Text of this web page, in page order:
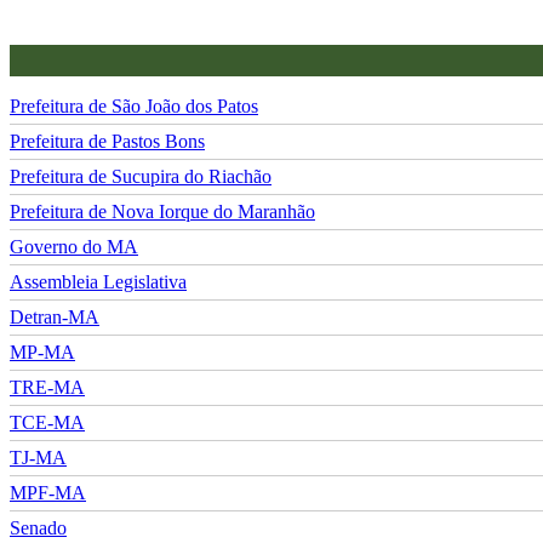
Prefeitura de São João dos Patos
Prefeitura de Pastos Bons
Prefeitura de Sucupira do Riachão
Prefeitura de Nova Iorque do Maranhão
Governo do MA
Assembleia Legislativa
Detran-MA
MP-MA
TRE-MA
TCE-MA
TJ-MA
MPF-MA
Senado